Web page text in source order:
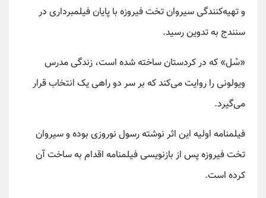
و تهیه‌کنندگی سیروان تخت فیروزه با پایان فیلمبرداری در
سنندج به تدوین رسید.
«سُل» که در کردستان ساخته شده است، زندگی مدرس
ویولونی را روایت می‌کند که بر سر دو راهی یک انتخاب قرار
می‌گیرد.
فیلمنامه اولیه این اثر نوشته رسول نوروزی بوده و سیروان
تخت فیروزه پس از بازنویسی فیلمنامه اقدام به ساخت آن
کرده است.